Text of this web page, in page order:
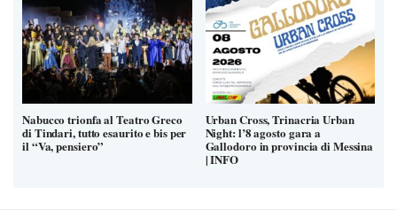
Nabucco trionfa al Teatro Greco
di Tindari, tutto esaurito e bis per
il “Va, pensiero”
Urban Cross, Trinacria Urban
Night: l’8 agosto gara a
Gallodoro in provincia di Messina
| INFO